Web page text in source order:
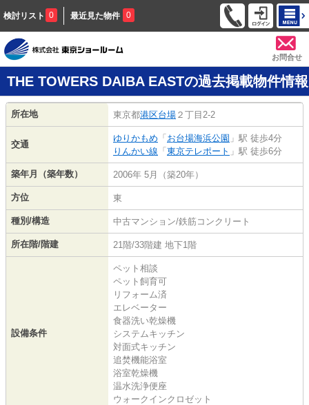
検討リスト 0 最近見た物件 0
お問合せ
THE TOWERS DAIBA EASTの過去掲載物件情報
所在地 東京都港区台場 ２丁目2-2
交通
ゆりかもめ 「 お台場海浜公園 」駅 徒歩4分
りんかい線 「 東京テレポート 」駅 徒歩6分
築年月（築年数） 2006年 5月（築20年）
方位 東
種別/構造 中古マンション/鉄筋コンクリート
所在階/階建 21階/33階建 地下1階
設備条件
ペット相談
ペット飼育可
リフォーム済
エレベーター
食器洗い乾燥機
システムキッチン
対面式キッチン
追焚機能浴室
浴室乾燥機
温水洗浄便座
ウォークインクロゼット